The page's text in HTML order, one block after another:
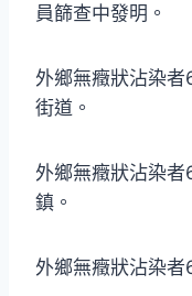
員篩查中發明。
外鄉無癥狀沾染
街道。
外鄉無癥狀沾染
鎮。
外鄉無癥狀沾染